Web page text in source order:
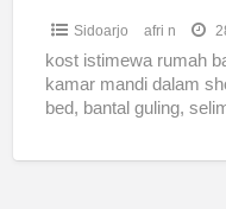
Sidoarjo afri n
kost istimewa rumah
kamar mandi dalam
bed, bantal guling,